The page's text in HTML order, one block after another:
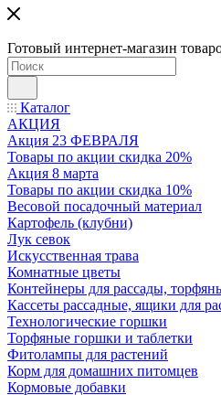
Готовый интернет-магазин
Каталог
АКЦИЯ
Акция 23 ФЕВРАЛЯ
Товары по акции скидка 20%
Акция 8 марта
Товары по акции скидка 10%
Весовой посадочный материал
Картофель (клубни)
Лук севок
Искусственная трава
Комнатные цветы
Контейнеры для рассады,
Кассеты рассадные, ящики для
Технологические горшки
Торфяные горшки и таблетки
Фитолампы для растений
Корм для домашних питомцев
Кормовые добавки